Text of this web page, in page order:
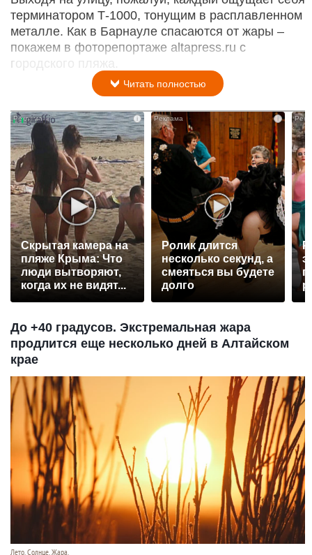
терминатором Т-1000, тонущим в расплавленном
металле. Как в Барнауле спасаются от жары –
покажем в фоторепортаже altapress.ru c
городского пляжа.
Читать полностью
i
Скрытая камера на
пляже Крыма: Что
люди вытворяют,
когда их не видят...
Ролик длится
несколько секунд, а
смеяться вы будете
долго
До +40 градусов. Экстремальная жара
продлится еще несколько дней в Алтайском
крае
Лето. Солнце. Жара.